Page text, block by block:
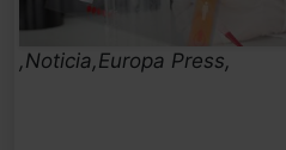
,Noticia,Europa Press,